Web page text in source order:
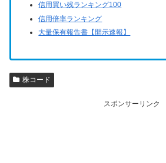
信用買い残ランキング100
信用倍率ランキング
大量保有報告書【開示速報】
株コード
スポンサーリンク